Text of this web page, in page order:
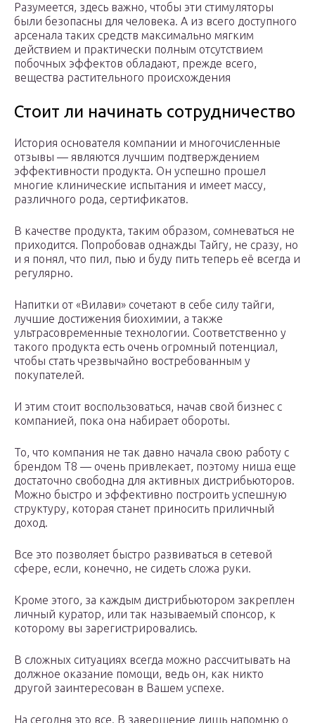
Разумеется, здесь важно, чтобы эти стимуляторы
были безопасны для человека. А из всего доступного
арсенала таких средств максимально мягким
действием и практически полным отсутствием
побочных эффектов обладают, прежде всего,
вещества растительного происхождения
Стоит ли начинать сотрудничество
История основателя компании и многочисленные
отзывы — являются лучшим подтверждением
эффективности продукта. Он успешно прошел
многие клинические испытания и имеет массу,
различного рода, сертификатов.
В качестве продукта, таким образом, сомневаться не
приходится. Попробовав однажды Тайгу, не сразу, но
и я понял, что пил, пью и буду пить теперь её всегда и
регулярно.
Напитки от «Вилави» сочетают в себе силу тайги,
лучшие достижения биохимии, а также
ультрасовременные технологии. Соответственно у
такого продукта есть очень огромный потенциал,
чтобы стать чрезвычайно востребованным у
покупателей.
И этим стоит воспользоваться, начав свой бизнес с
компанией, пока она набирает обороты.
То, что компания не так давно начала свою работу с
брендом T8 — очень привлекает, поэтому ниша еще
достаточно свободна для активных дистрибьюторов.
Можно быстро и эффективно построить успешную
структуру, которая станет приносить приличный
доход.
Все это позволяет быстро развиваться в сетевой
сфере, если, конечно, не сидеть сложа руки.
Кроме этого, за каждым дистрибьютором закреплен
личный куратор, или так называемый спонсор, к
которому вы зарегистрировались.
В сложных ситуациях всегда можно рассчитывать на
должное оказание помощи, ведь он, как никто
другой заинтересован в Вашем успехе.
На сегодня это все. В завершение лишь напомню о